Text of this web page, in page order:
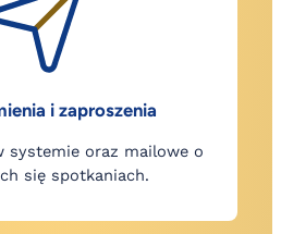
i zaproszenia
systemie oraz mailowe o
się spotkaniach.